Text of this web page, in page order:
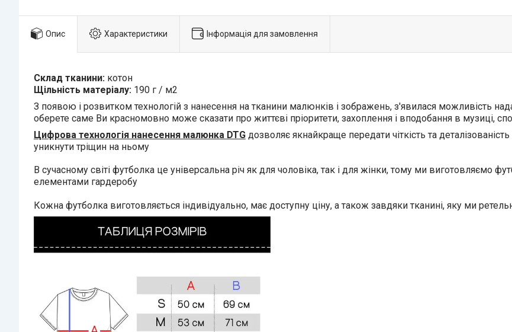
Опис Характеристики Інформація для замовлення
Склад тканини: котон
Щільність матеріалу: 190 г / м2
З появою і розвитком технологій з нанесення на тканини малюнків і зображень, з'явилася можливість
оберете саме Ви красномовно може сказати про життєві пріоритети, захоплення і вподобання в музиці,
Цифрова технологія нанесення малюнка DTG дозволяє якнайкраще передати чіткість та
уникнути тріщин на ньому
В сучасному світі футболка це універсальна річ як для чоловіка, так і для жінки, тому ми виготовляємо
елементами гардеробу
Кожна футболка виготовляється індивідуально, має доступну ціну, а також завдяки тканині, яку ми